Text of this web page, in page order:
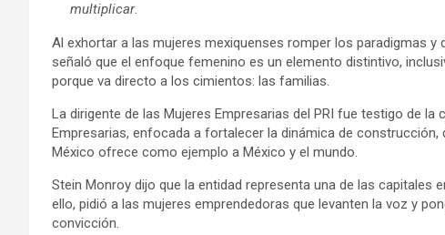
multiplicar.
Al exhortar a las mujeres mexiquenses romper los paradigmas y
señaló que el enfoque femenino es un elemento distintivo,
porque va directo a los cimientos: las familias.
La dirigente de las Mujeres Empresarias del PRI fue testigo de la
Empresarias, enfocada a fortalecer la dinámica de
México ofrece como ejemplo a México y el mundo.
Stein Monroy dijo que la entidad representa una de las
ello, pidió a las mujeres emprendedoras que levanten la voz y
convicción.